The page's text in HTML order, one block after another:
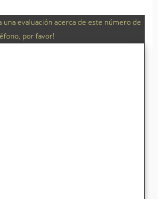
una evaluación acerca de este número de
por favor!